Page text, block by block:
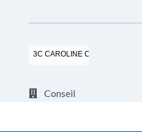
3C CAROLINE COACH CONSEIL
Conseil